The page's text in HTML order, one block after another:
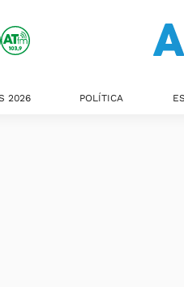
2026 POLÍTICA